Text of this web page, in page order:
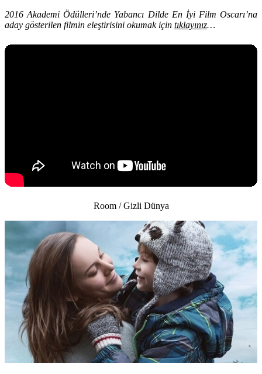
2016 Akademi Ödülleri’nde Yabancı Dilde En İyi Film Oscarı’na
aday gösterilen filmin eleştirisini okumak için tıklayınız…
Room / Gizli Dünya